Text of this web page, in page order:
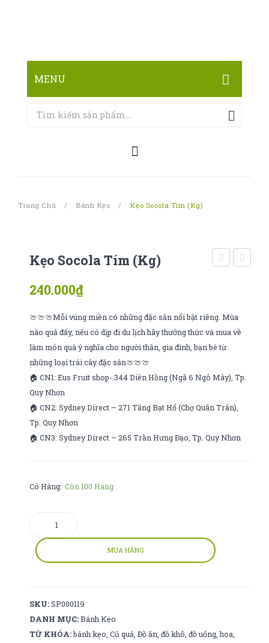
MENU
TRANG CHỦ
Trang Chủ / Bánh Kẹo / Kẹo Socola Tím (kg)
Kẹo Socola Tím (kg)
240.000₫
🍈🍈🍈Mỗi vùng miền có những đặc sản nổi bật riêng. Mùa
nào quả đấy, nếu có dịp đi du lịch hãy thưởng thức và mua về
làm món quà ý nghĩa cho người thân, gia đình, bạn bè từ
những loại trái cây đặc sản🍈🍈🍈
🏠 CN1: Eus Fruit shop- 344 Diên Hồng (Ngã 6 Ngô Mây), Tp.
Quy Nhơn
🏠 CN2: Sydney Direct – 271 Tăng Bạt Hổ (Chợ Quân Trấn),
Tp. Quy Nhơn
🏠 CN3: Sydney Direct – 265 Trần Hưng Đạo, Tp. Quy Nhơn
Có Hàng: Còn 100 Hàng
tím
(kg)
MUA HÀNG
SKU: SP000119
DANH MỤC: Bánh Kẹo
TỪ KHÓA: bánh kẹo ,Củ quả ,Đồ ăn ,đồ khô ,đồ uống ,hoa